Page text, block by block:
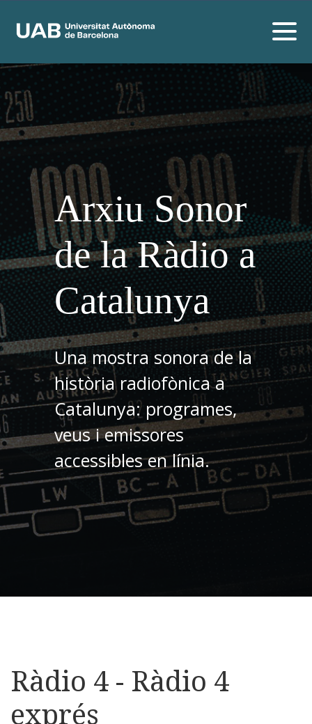
Arxiu Sonor
de la Ràdio a
Catalunya
Una mostra sonora de la
història radiofònica a
Catalunya: programes,
veus i emissores
accessibles en línia.
Ràdio 4 - Ràdio 4
exprés